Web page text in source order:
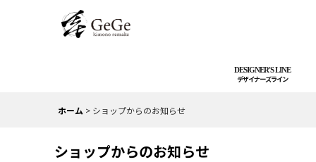
DESIGNER'S LINE
ホーム > ショップからのお知らせ
ショップからのお知らせ